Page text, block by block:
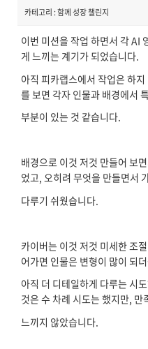
카테고리 : 함께 성장 챌린지
이번 미션을 작업 하면서 각 AI
게 느끼는 계기가 되었습니다.
아직 피카랩스에서 작업은 하
를 보면 각자 인물과 배경에서
부분이 있는 것 같습니다.
배경으로 이것 저것 만들어 보
었고, 오히려 무엇을 만들면서
다루기 쉬웠습니다.
카이버는 이것 저것 미세한 조
어가면 인물은 변형이 많이 되더
아직 더 디테일하게 다루는 시
것은 수 차례 시도는 했지만, 만
느끼지 않았습니다.